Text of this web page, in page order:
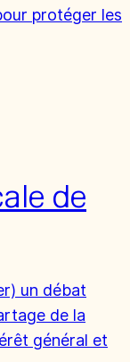
protéger les
de
un débat
de la
général et